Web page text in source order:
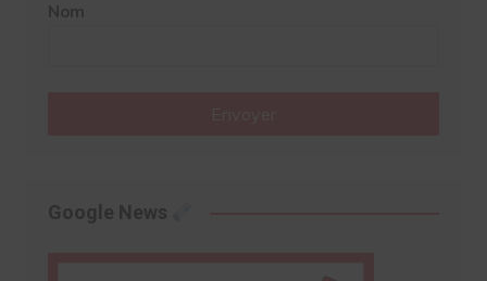
Nom
Google News